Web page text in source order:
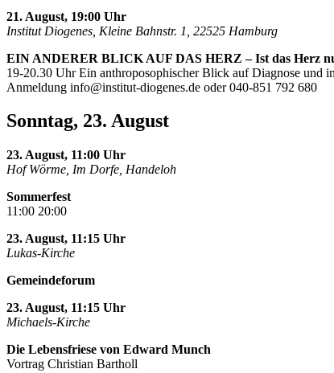
21. August, 19:00 Uhr
Institut Diogenes, Kleine Bahnstr. 1, 22525 Hamburg
EIN ANDERER BLICK AUF DAS HERZ – Ist das Herz
19-20.30 Uhr Ein anthroposophischer Blick auf Diagnose und
Anmeldung info@institut-diogenes.de oder 040-851 792 680
Sonntag, 23. August
23. August, 11:00 Uhr
Hof Wörme, Im Dorfe, Handeloh
Sommerfest
11:00 20:00
23. August, 11:15 Uhr
Lukas-Kirche
Gemeindeforum
23. August, 11:15 Uhr
Michaels-Kirche
Die Lebensfriese von Edward Munch
Vortrag Christian Bartholl